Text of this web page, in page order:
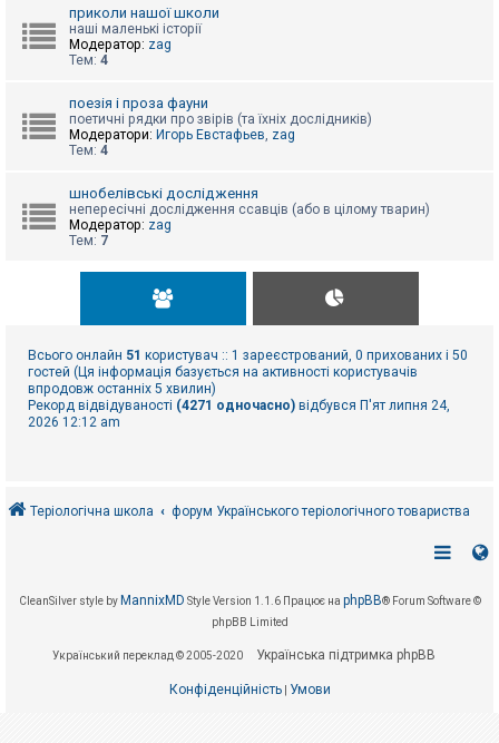
приколи нашої школи
наші маленькі історії
Модератор: zag
Тем: 4
поезія і проза фауни
поетичні рядки про звірів (та їхніх дослідників)
Модератори: Игорь Евстафьев, zag
Тем: 4
шнобелівські дослідження
непересічні дослідження ссавців (або в цілому тварин)
Модератор: zag
Тем: 7
Всього онлайн 51 користувач :: 1 зареєстрований, 0 прихованих і 50
гостей (Ця інформація базується на активності користувачів
впродовж останніх 5 хвилин)
Рекорд відвідуваності (4271 одночасно) відбувся П'ят липня 24,
2026 12:12 am
Теріологічна школа форум Українського теріологічного товариства
CleanSilver style by MannixMD Style Version 1.1.6 Працює на phpBB® Forum Software ©
phpBB Limited
Український переклад © 2005-2020 Українська підтримка phpBB
Конфіденційність| Умови